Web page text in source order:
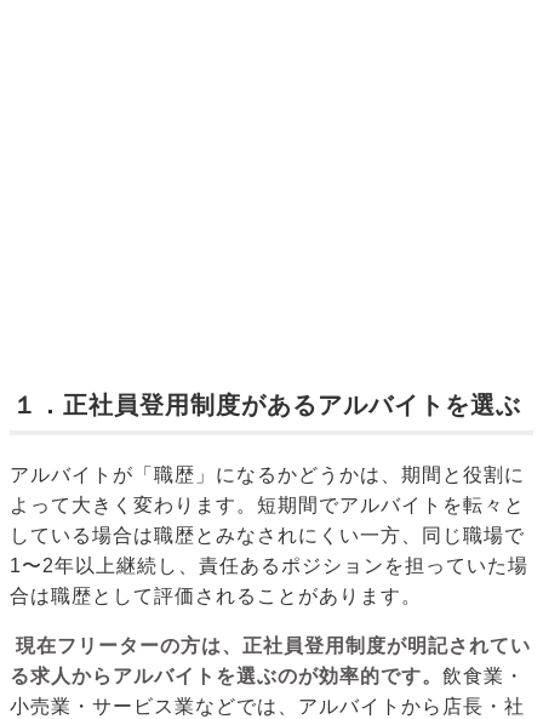
１．正社員登用制度があるアルバイトを選ぶ
アルバイトが「職歴」になるかどうかは、期間と役割に
よって大きく変わります。短期間でアルバイトを転々と
している場合は職歴とみなされにくい一方、同じ職場で
1〜2年以上継続し、責任あるポジションを担っていた場
合は職歴として評価されることがあります。
現在フリーターの方は、正社員登用制度が明記されてい
る求人からアルバイトを選ぶのが効率的です。 飲食業・
小売業・サービス業などでは、アルバイトから店長・社